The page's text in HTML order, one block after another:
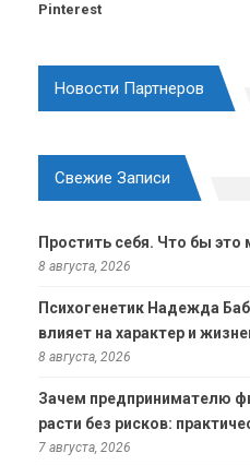
Pinterest
Новости Партнеров
Свежие Записи
Простить себя. Что бы это
8 августа, 2026
Психогенетик Надежда
влияет на характер и
8 августа, 2026
Зачем предпринимателю
расти без рисков:
7 августа, 2026